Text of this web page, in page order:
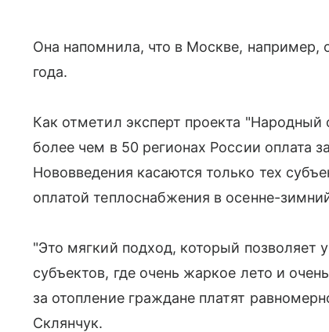
Она напомнила, что в Москве, например,
года.
Как отметил эксперт проекта "Народный
более чем в 50 регионах России оплата
Нововведения касаются только тех
оплатой теплоснабжения в осенне-
"Это мягкий подход, который позволяет
субъектов, где очень жаркое лето и
за отопление граждане платят
Склянчук.